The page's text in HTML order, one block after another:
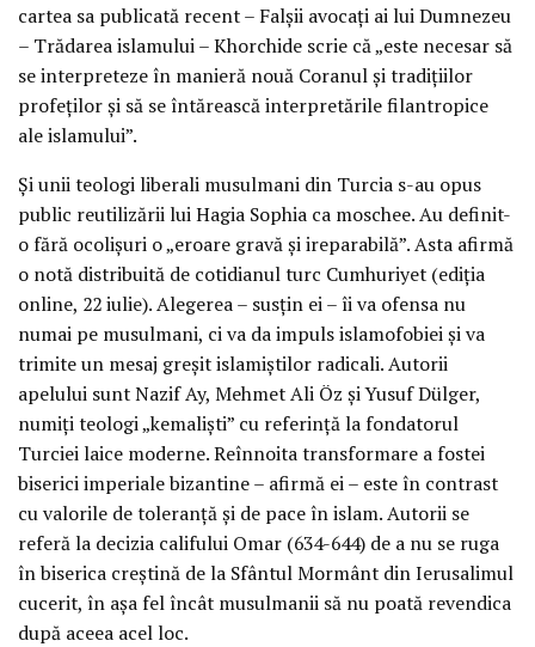
cartea sa publicată recent – Falșii avocați ai lui Dumnezeu
– Trădarea islamului – Khorchide scrie că „este necesar să
se interpreteze în manieră nouă Coranul și tradițiilor
profeților și să se întărească interpretările filantropice
ale islamului”.
Și unii teologi liberali musulmani din Turcia s-au opus
public reutilizării lui Hagia Sophia ca moschee. Au definit-
o fără ocolișuri o „eroare gravă și ireparabilă”. Asta afirmă
o notă distribuită de cotidianul turc Cumhuriyet (ediția
online, 22 iulie). Alegerea – susțin ei – îi va ofensa nu
numai pe musulmani, ci va da impuls islamofobiei și va
trimite un mesaj greșit islamiștilor radicali. Autorii
apelului sunt Nazif Ay, Mehmet Ali Öz și Yusuf Dülger,
numiți teologi „kemaliști” cu referință la fondatorul
Turciei laice moderne. Reînnoita transformare a fostei
biserici imperiale bizantine – afirmă ei – este în contrast
cu valorile de toleranță și de pace în islam. Autorii se
referă la decizia califului Omar (634-644) de a nu se ruga
în biserica creștină de la Sfântul Mormânt din Ierusalimul
cucerit, în așa fel încât musulmanii să nu poată revendica
după aceea acel loc.